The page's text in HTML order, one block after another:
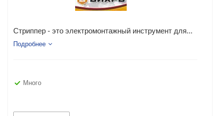
Стриппер - это электромонтажный инструмент для...
Подробнее
Много